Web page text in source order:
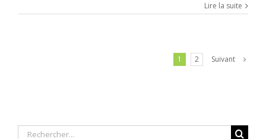
Lire la suite
1 2 Suivant
Rechercher